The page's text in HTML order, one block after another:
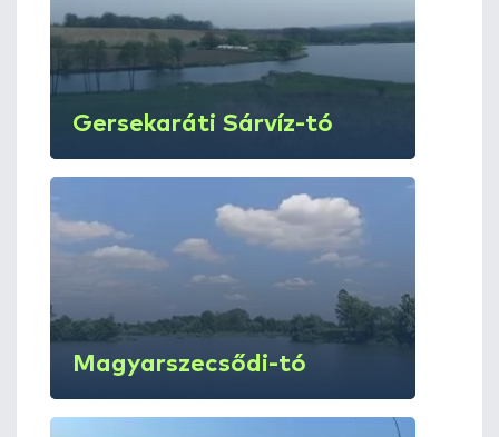
Gersekaráti Sárvíz-tó
Magyarszecsődi-tó